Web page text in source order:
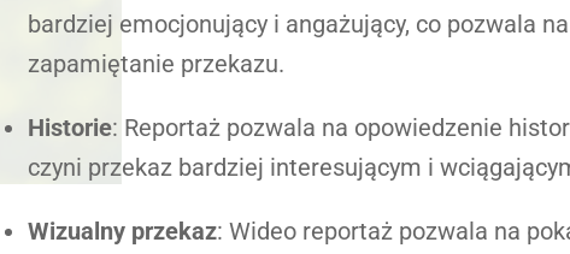
bardziej emocjonujący i angażujący, co pozwala
zapamiętanie przekazu.
Historie: Reportaż pozwala na opowiedzenie
czyni przekaz bardziej interesującym i
Wizualny przekaz: Wideo reportaż pozwala na